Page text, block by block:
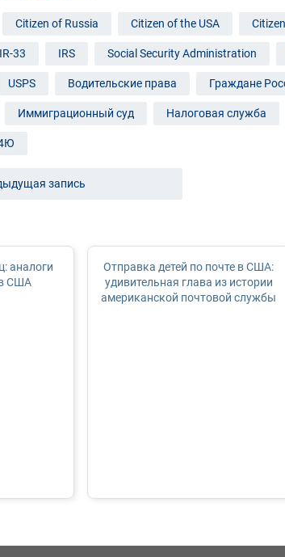
Citizen of Russia Citizen of the USA
33 IRS Social Security Administration
USPS Водительские права Граждане
Иммиграционный суд Налоговая служба
запись
аналоги
США
Отправка детей по почте в США:
удивительная глава из истории
американской почтовой службы